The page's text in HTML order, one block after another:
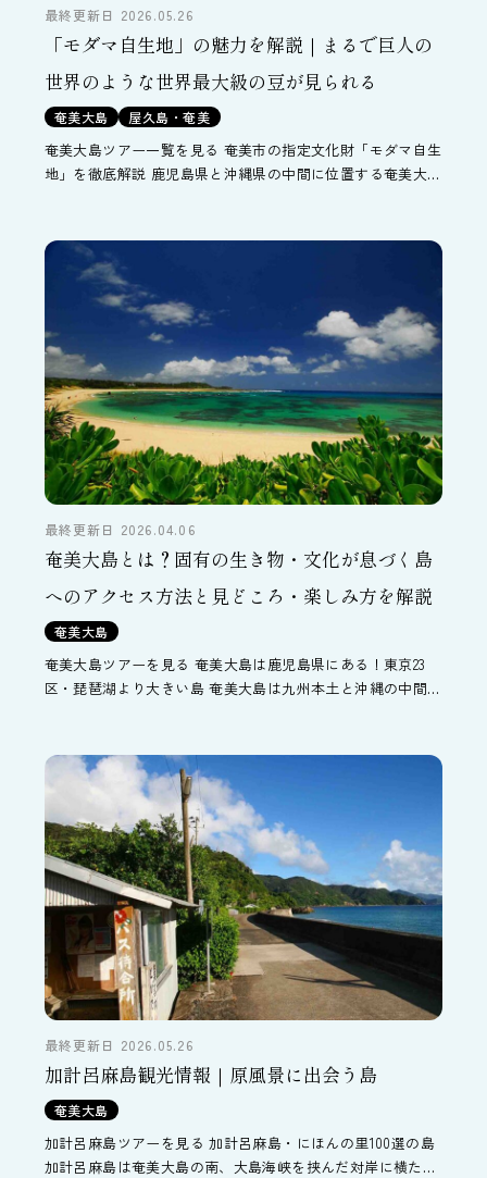
最終更新日 2026.05.26
「モダマ自生地」の魅力を解説｜まるで巨人の
世界のような世界最大級の豆が見られる
奄美大島 屋久島・奄美
奄美大島ツアー一覧を見る 奄美市の指定文化財「モダマ自生
地」を徹底解説 鹿児島県と沖縄県の中間に位置する奄美大島
最終更新日 2026.04.06
奄美大島とは？固有の生き物・文化が息づく島
へのアクセス方法と見どころ・楽しみ方を解説
奄美大島
奄美大島ツアーを見る 奄美大島は鹿児島県にある！東京23
区・琵琶湖より大きい島 奄美大島は九州本土と沖縄の中間に
[…]
最終更新日 2026.05.26
加計呂麻島観光情報｜原風景に出会う島
奄美大島
加計呂麻島ツアーを見る 加計呂麻島・にほんの里100選の島
加計呂麻島は奄美大島の南、大島海峡を挟んだ対岸に横たわ